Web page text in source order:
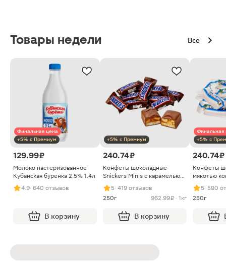
Товары недели Все
Финальная цена
+5% с Премиум
129.99 ₽
Молоко пастеризованное
Кубанская буренка 2.5% 1.4л
4.9· 640 отзывов
В корзину
+5% с Премиум
240.74 ₽
Конфеты шоколадные
Snickers Minis с карамелью
арахисом и нугой
5· 419 отзывов
250г
962.99 ₽ · 1кг
В корзину
Финальная
+5% с
240.74 ₽
Конфеты
мякотью
5· 580
250г